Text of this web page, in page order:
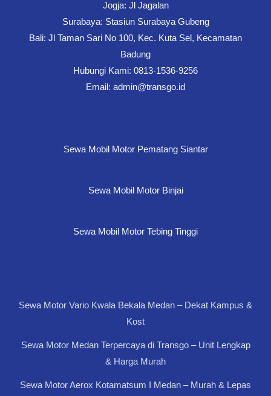
Jogja: Jl Jagalan
Surabaya: Stasiun Surabaya Gubeng
Bali: Jl Taman Sari No 100, Kec. Kuta Sel, Kecamatan
Badung
Hubungi Kami: 0813-1536-9256
Email: admin@transgo.id
Sewa Mobil Motor Pematang Siantar
Sewa Mobil Motor Binjai
Sewa Mobil Motor Tebing Tinggi
Sewa Motor Vario Kwala Bekala Medan – Dekat Kampus &
Kost
Sewa Motor Medan Terpercaya di Transgo – Unit Lengkap
& Harga Murah
Sewa Motor Aerox Kotamatsum I Medan – Murah & Lepas